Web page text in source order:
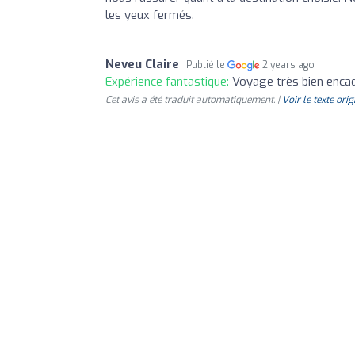
les yeux fermés.
Neveu Claire Publié le 2 years ago
Expérience fantastique: Voyage très bien
Cet avis a été traduit automatiquement. | Voir le texte